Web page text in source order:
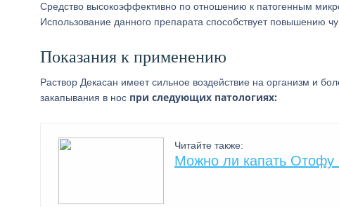
Средство высокоэффективно по отношению к патогенным
Использование данного препарата способствует повышению
Показания к применению
Раствор Декасан имеет сильное воздействие на организм и
закапывания в нос при следующих патологиях:
Читайте также:
Можно ли капать Отофу